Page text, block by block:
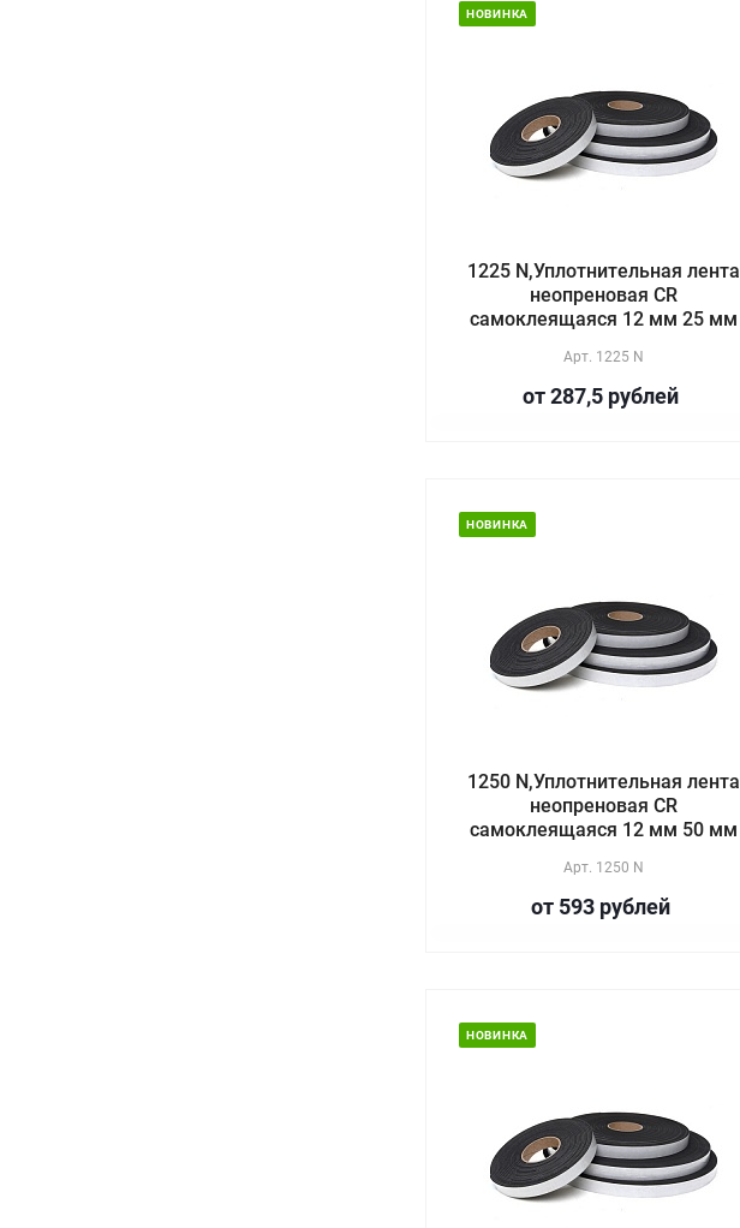
НОВИНКА
1225 N,Уплотнительная лента
неопреновая CR
самоклеящаяся 12 мм 25 мм
Арт. 1225 N
от 287,5 рублей
НОВИНКА
1250 N,Уплотнительная лента
неопреновая CR
самоклеящаяся 12 мм 50 мм
Арт. 1250 N
от 593 рублей
НОВИНКА